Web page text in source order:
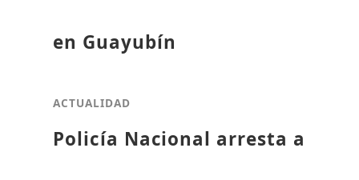
en Guayubín
ACTUALIDAD
Policía Nacional arresta a